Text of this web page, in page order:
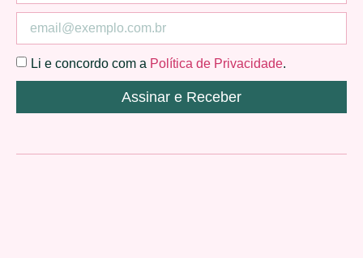
Li e concordo com a Política de Privacidade.
Assinar e Receber